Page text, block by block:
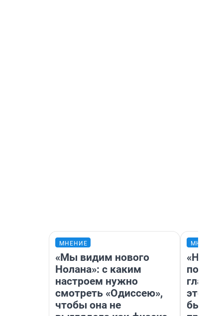
МНЕНИЕ
«Мы видим нового
Нолана»: с каким
настроем нужно
смотреть «Одиссею»,
чтобы она не
этого
бьет